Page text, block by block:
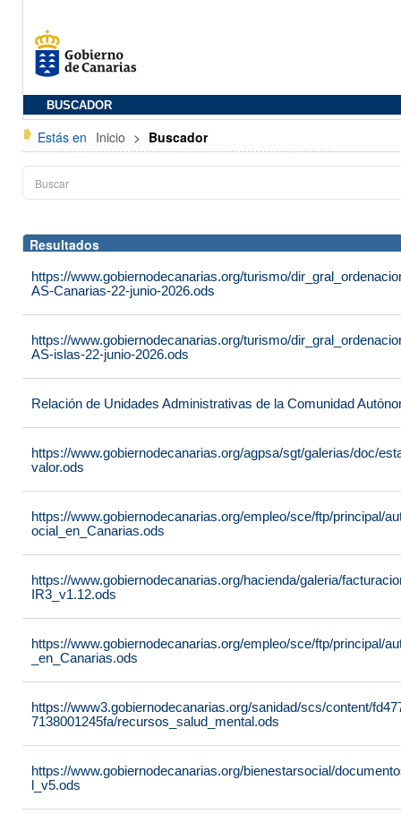
BUSCADOR
Estás en Inicio > Buscador
Resultados
https://www.gobiernodecanarias.org/turismo/
AS-Canarias-22-junio-2026.ods
https://www.gobiernodecanarias.org/turismo/
AS-islas-22-junio-2026.ods
Relación de Unidades Administrativas de la Comunidad
https://www.gobiernodecanarias.org/agpsa/sgt/galerias/doc/
valor.ods
https://www.gobiernodecanarias.org/empleo/sce/ftp/principal/
ocial_en_Canarias.ods
https://www.gobiernodecanarias.org/hacienda/galeria/
IR3_v1.12.ods
https://www.gobiernodecanarias.org/empleo/sce/ftp/principal/
_en_Canarias.ods
https://www3.gobiernodecanarias.org/sanidad/scs/content/
7138001245fa/recursos_salud_mental.ods
https://www.gobiernodecanarias.org/bienestarsocial/
l_v5.ods